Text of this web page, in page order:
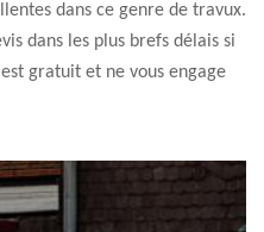
dans ce genre de travux.
dans les plus brefs délais si
gratuit et ne vous engage